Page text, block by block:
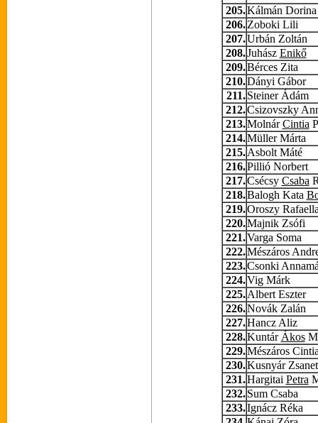
205.Kálmán Dorina
206. Zoboki Lili
207.Urbán Zoltán
208.Juhász Enikő
209.Bérces Zita
210.Dányi Gábor
211. Steiner Ádám
212.Csizovszky
213.MolnárCintia
214.Müller Márta
215. Asbolt Máté
216.Pillió Norbert
217.Csécsy Csaba
218.Balogh Kata
219.Oroszy
220.Majnik Zsófi
221.Varga Soma
222.Mészáros
223.Csonki
224.Vig Márk
225. Albert Eszter
226.Novák Zalán
227.Hancz Aliz
228.Kuntár Ákos
229.Mészáros
230.Kusnyár
231.Hargitai Petra
232. Sum Csaba
233.Ignácz Réka